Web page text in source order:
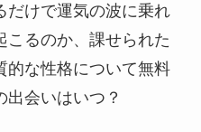
だけで運気の波に乗れ
こるのか、課せられた
的な性格について無料
出会いはいつ？